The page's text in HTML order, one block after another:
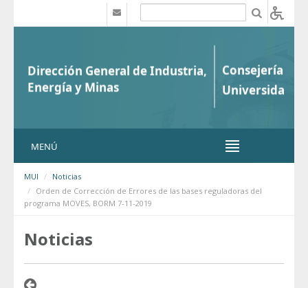
MENÚ
MUI
Noticias
Orden de Corrección de Errores de las bases reguladoras del
programa MOVES, BORM 7-11-2019
Noticias